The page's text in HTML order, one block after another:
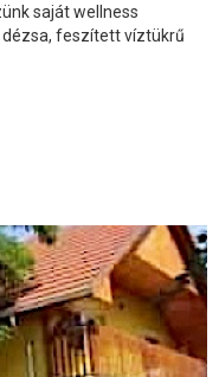
saját wellness
feszített víztükrű